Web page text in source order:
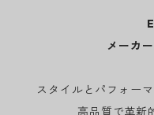
メーカ
スタイルとパフォー
高品質で革新